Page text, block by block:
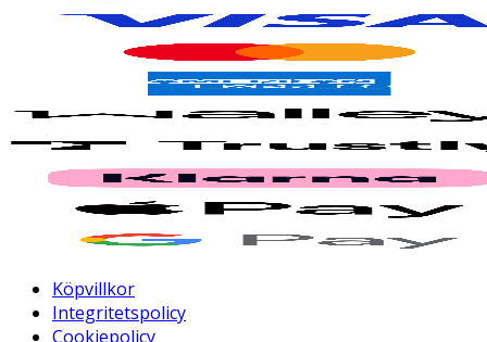
Köpvillkor
Integritetspolicy
Cookiepolicy